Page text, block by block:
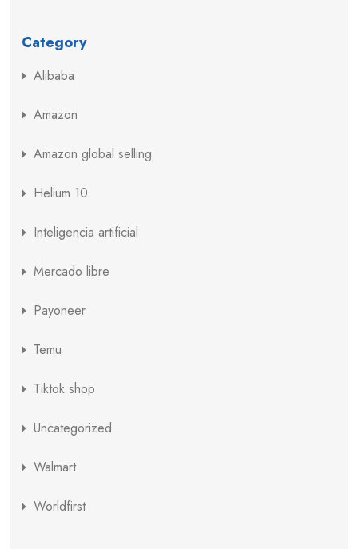
Category
Alibaba
Amazon
Amazon global selling
Helium 10
Inteligencia artificial
Mercado libre
Payoneer
Temu
Tiktok shop
Uncategorized
Walmart
Worldfirst